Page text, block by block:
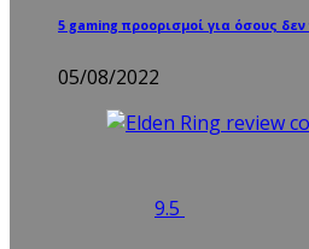
5 gaming προορισμοί για όσους
05/08/2022
9.5